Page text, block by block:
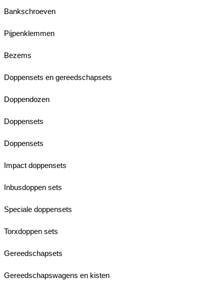
Bankschroeven
Pijpenklemmen
Bezems
Doppensets en gereedschapsets
Doppendozen
Doppensets
Doppensets
Impact doppensets
Inbusdoppen sets
Speciale doppensets
Torxdoppen sets
Gereedschapsets
Gereedschapswagens en kisten